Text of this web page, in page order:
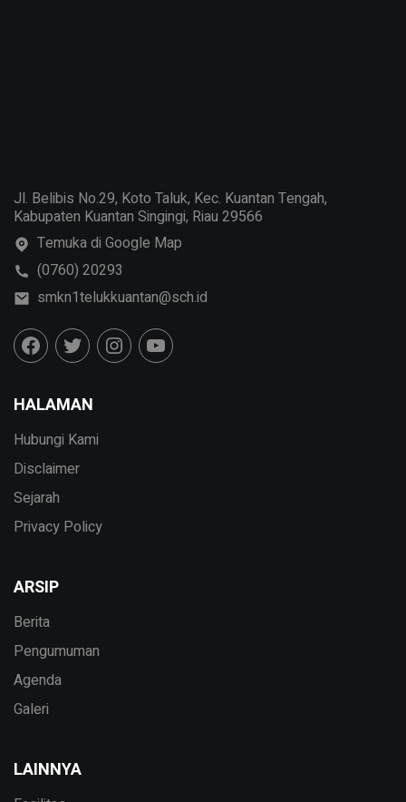
Jl. Belibis No.29, Koto Taluk, Kec. Kuantan Tengah,
Kabupaten Kuantan Singingi, Riau 29566
Temuka di Google Map
(0760) 20293
smkn1telukkuantan@sch.id
HALAMAN
Hubungi Kami
Disclaimer
Sejarah
Privacy Policy
ARSIP
Berita
Pengumuman
Agenda
Galeri
LAINNYA